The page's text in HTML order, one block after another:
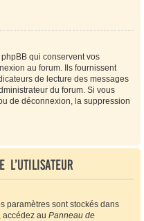
qui conservent vos
au forum. Ils fournissent
de lecture des messages
du forum. Si vous
de déconnexion, la suppression
l’utilisateur
paramètres sont stockés dans
accédez au Panneau de